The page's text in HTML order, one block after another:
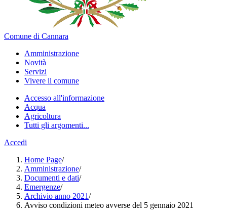
Comune di Cannara
Amministrazione
Novità
Servizi
Vivere il comune
Accesso all'informazione
Acqua
Agricoltura
Tutti gli argomenti...
Accedi
Home Page/
Amministrazione/
Documenti e dati/
Emergenze/
Archivio anno 2021/
Avviso condizioni meteo avverse del 5 gennaio 2021